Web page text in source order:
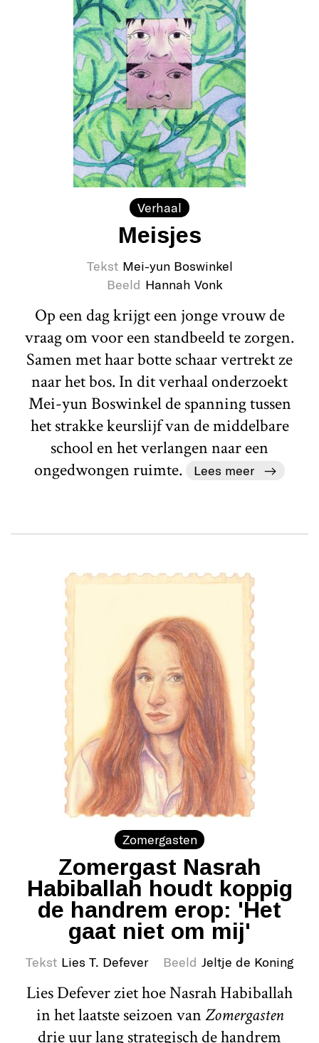
Verhaal
Meisjes
Tekst Mei-yun Boswinkel
Beeld Hannah Vonk
Op een dag krijgt een jonge vrouw de
vraag om voor een standbeeld te zorgen.
Samen met haar botte schaar vertrekt ze
naar het bos. In dit verhaal onderzoekt
Mei-yun Boswinkel de spanning tussen
het strakke keurslijf van de middelbare
school en het verlangen naar een
ongedwongen ruimte.
Lees meer
Zomergasten
Zomergast Nasrah
Habiballah houdt koppig
de handrem erop: 'Het
gaat niet om mij'
Tekst Lies T. Defever Beeld Jeltje de Koning
Lies Defever ziet hoe Nasrah Habiballah
in het laatste seizoen vanZomergasten
drie uur lang strategisch de handrem